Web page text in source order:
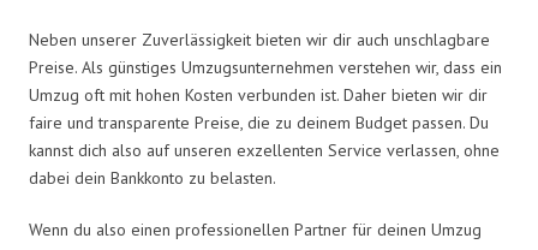
Neben unserer Zuverlässigkeit bieten wir dir auch unschlagbare
Preise. Als günstiges Umzugsunternehmen verstehen wir, dass ein
Umzug oft mit hohen Kosten verbunden ist. Daher bieten wir dir
faire und transparente Preise, die zu deinem Budget passen. Du
kannst dich also auf unseren exzellenten Service verlassen, ohne
dabei dein Bankkonto zu belasten.
Wenn du also einen professionellen Partner für deinen Umzug